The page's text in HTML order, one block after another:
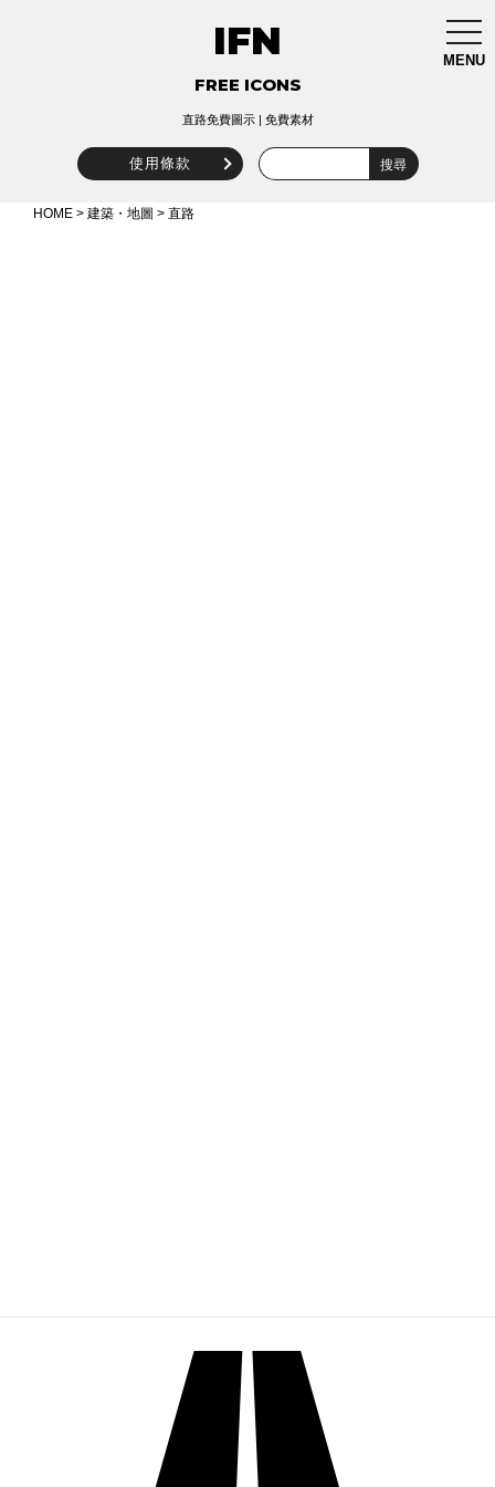
MENU
IFN
FREE ICONS
直路免費圖示 | 免費素材
使用條款
HOME > 建築・地圖 > 直路